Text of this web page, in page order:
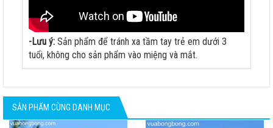
-Lưu ý: Sản phẩm để tránh xa tầm tay trẻ em dưới 3
tuổi, không cho sản phẩm vào miệng và mắt.
SẢN PHẨM CÙNG DANH MỤC